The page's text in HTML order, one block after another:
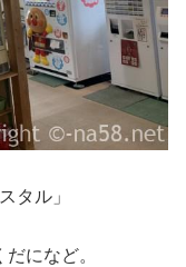
タル」
になど。